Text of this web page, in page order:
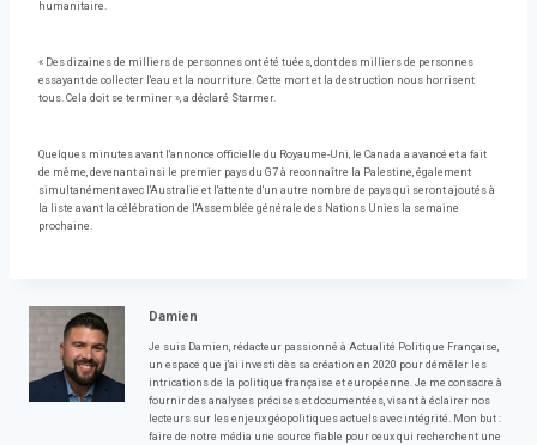
humanitaire.
« Des dizaines de milliers de personnes ont été tuées, dont des milliers de personnes
essayant de collecter l'eau et la nourriture. Cette mort et la destruction nous horrisent
tous. Cela doit se terminer », a déclaré Starmer.
Quelques minutes avant l'annonce officielle du Royaume-Uni, le Canada a avancé et a fait
de même, devenant ainsi le premier pays du G7 à reconnaître la Palestine, également
simultanément avec l'Australie et l'attente d'un autre nombre de pays qui seront ajoutés à
la liste avant la célébration de l'Assemblée générale des Nations Unies la semaine
prochaine.
Damien
Je suis Damien, rédacteur passionné à Actualité Politique Française,
un espace que j'ai investi dès sa création en 2020 pour démêler les
intrications de la politique française et européenne. Je me consacre à
fournir des analyses précises et documentées, visant à éclairer nos
lecteurs sur les enjeux géopolitiques actuels avec intégrité. Mon but :
faire de notre média une source fiable pour ceux qui recherchent une